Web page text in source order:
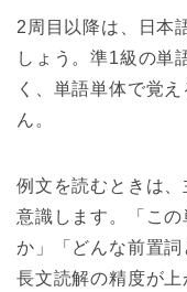
2周目以降は、日本
しょう。準1級の単
く、単語単体で覚
ん。
例文を読むときは
意識します。「こ
か」「どんな前置詞
長文読解の精度が上